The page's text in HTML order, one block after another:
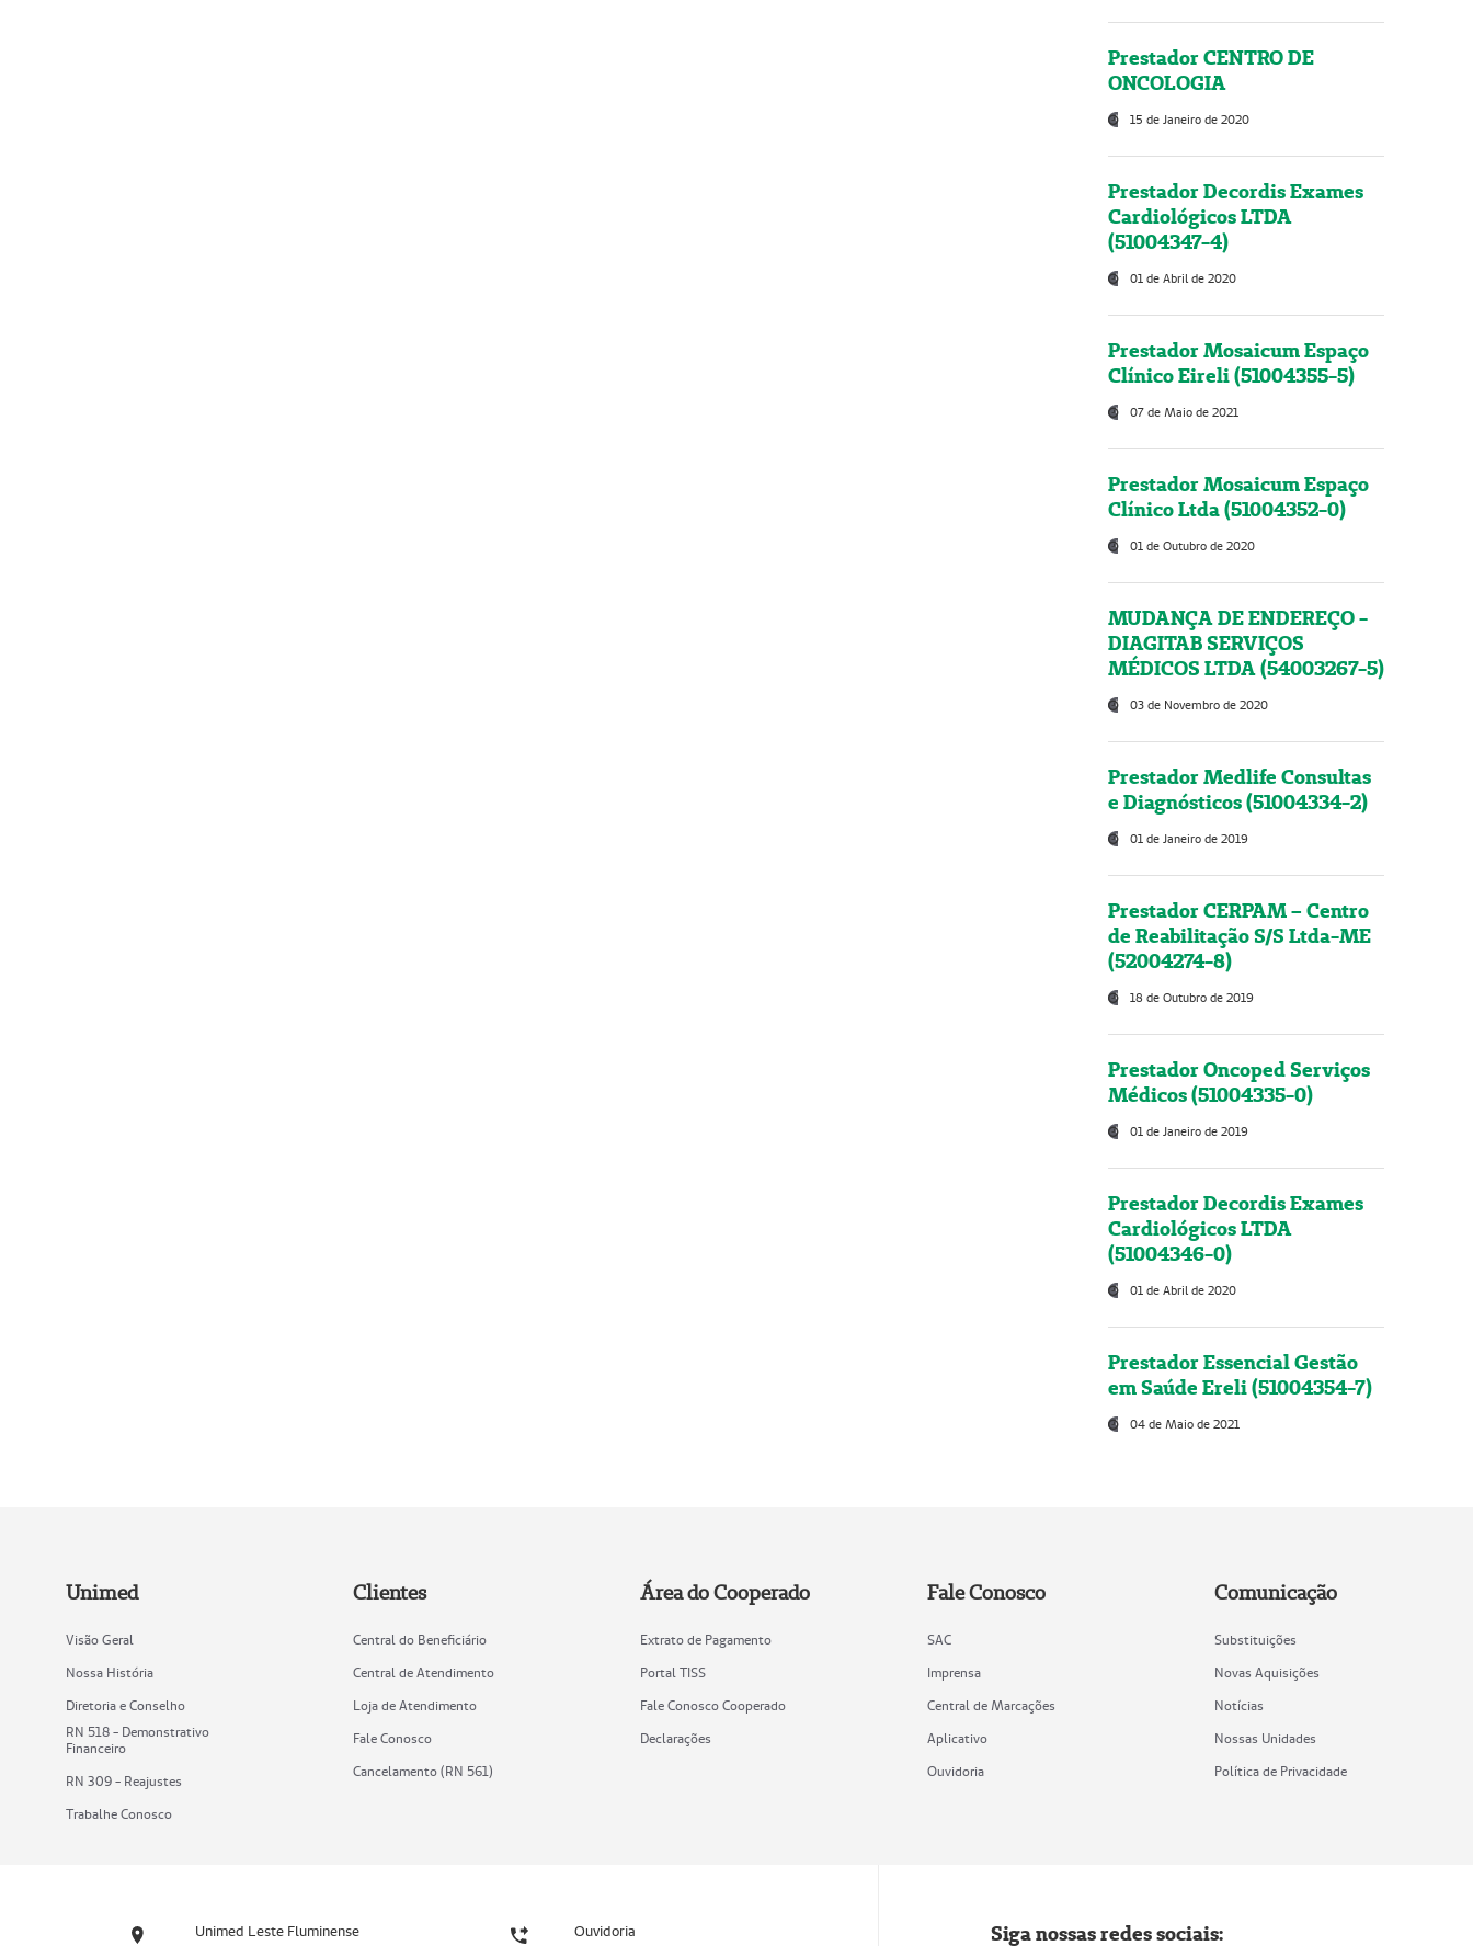
Prestador CENTRO DE
ONCOLOGIA
15 de Janeiro de 2020
Prestador Decordis Exames
Cardiológicos LTDA
(51004347-4)
01 de Abril de 2020
Prestador Mosaicum Espaço
Clínico Eireli (51004355-5)
07 de Maio de 2021
Prestador Mosaicum Espaço
Clínico Ltda (51004352-0)
01 de Outubro de 2020
MUDANÇA DE ENDEREÇO -
DIAGITAB SERVIÇOS
MÉDICOS LTDA (54003267-5)
03 de Novembro de 2020
Prestador Medlife Consultas
e Diagnósticos (51004334-2)
01 de Janeiro de 2019
Prestador CERPAM – Centro
de Reabilitação S/S Ltda-ME
(52004274-8)
18 de Outubro de 2019
Prestador Oncoped Serviços
Médicos (51004335-0)
01 de Janeiro de 2019
Prestador Decordis Exames
Cardiológicos LTDA
(51004346-0)
01 de Abril de 2020
Prestador Essencial Gestão
em Saúde Ereli (51004354-7)
04 de Maio de 2021
Unimed
Visão Geral
Nossa História
Diretoria e Conselho
RN 518 - Demonstrativo
Financeiro
RN 309 - Reajustes
Trabalhe Conosco
Clientes
Central do Beneficiário
Central de Atendimento
Loja de Atendimento
Fale Conosco
Cancelamento (RN 561)
Área do Cooperado
Extrato de Pagamento
Portal TISS
Fale Conosco Cooperado
Declarações
Fale Conosco
SAC
Imprensa
Central de Marcações
Aplicativo
Ouvidoria
Comunicação
Substituições
Novas Aquisições
Notícias
Nossas Unidades
Política de Privacidade
Unimed Leste Fluminense Ouvidoria Siga nossas redes sociais: